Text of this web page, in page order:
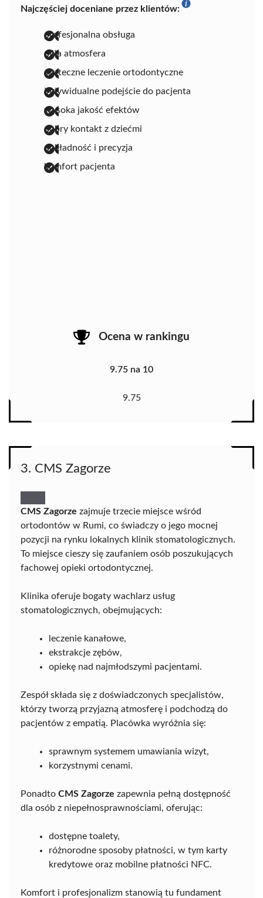
Najczęściej doceniane przez klientów:
profesjonalna obsługa
miła atmosfera
skuteczne leczenie ortodontyczne
indywidualne podejście do pacjenta
wysoka jakość efektów
dobry kontakt z dziećmi
dokładność i precyzja
komfort pacjenta
Ocena w rankingu
9.75 na 10
9.75
3. CMS Zagorze
CMS Zagorze zajmuje trzecie miejsce wśród
ortodontów w Rumi, co świadczy o jego mocnej
pozycji na rynku lokalnych klinik stomatologicznych.
To miejsce cieszy się zaufaniem osób poszukujących
fachowej opieki ortodontycznej.
Klinika oferuje bogaty wachlarz usług
stomatologicznych, obejmujących:
leczenie kanałowe,
ekstrakcje zębów,
opiekę nad najmłodszymi pacjentami.
Zespół składa się z doświadczonych specjalistów,
którzy tworzą przyjazną atmosferę i podchodzą do
pacjentów z empatią. Placówka wyróżnia się:
sprawnym systemem umawiania wizyt,
korzystnymi cenami.
Ponadto CMS Zagorze zapewnia pełną dostępność
dla osób z niepełnosprawnościami, oferując:
dostępne toalety,
różnorodne sposoby płatności, w tym karty
kredytowe oraz mobilne płatności NFC.
Komfort i profesjonalizm stanowią tu fundament